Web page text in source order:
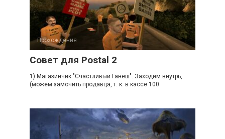
Прохождения
Совет для Postal 2
1) Магазинчик "Счастливый Ганеш". Заходим внутрь,
(можем замочить продавца, т. к. в кассе 100